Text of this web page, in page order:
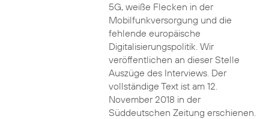
5G, weiße Flecken in der
Mobilfunkversorgung und die
fehlende europäische
Digitalisierungspolitik. Wir
veröffentlichen an dieser Stelle
Auszüge des Interviews. Der
vollständige Text ist am 12.
November 2018 in der
Süddeutschen Zeitung erschienen.